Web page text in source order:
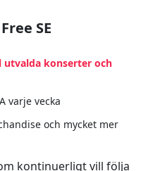
SE
konserter och
varje vecka
och mycket mer
kontinuerligt vill följa